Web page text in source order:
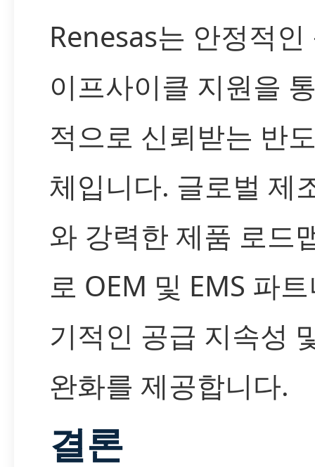
Renesas는 안정적
이프사이클 지원을
적으로 신뢰받는 반
체입니다. 글로벌 제
와 강력한 제품 로드
로 OEM 및 EMS 파
기적인 공급 지속성
완화를 제공합니다.
결론